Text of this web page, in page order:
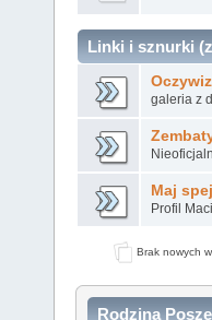
Linki i sznurki
galeria z
Maj
Profil
Brak nowych
Rodzina